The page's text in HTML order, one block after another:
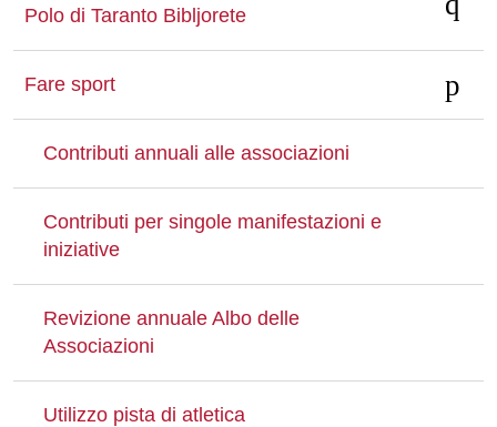
Polo di Taranto Bibljorete
Fare sport
Contributi annuali alle associazioni
Contributi per singole manifestazioni e
iniziative
Revizione annuale Albo delle
Associazioni
Utilizzo pista di atletica